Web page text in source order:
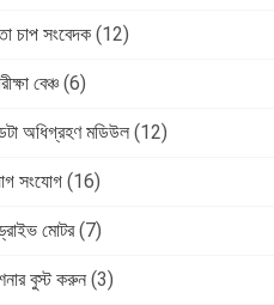
চাপ সংবেদক (12)
বেঞ্চ (6)
অধিগ্রহণ মডিউল (12)
সংযোগ (16)
মোটর (7)
বুস্ট করুন (3)